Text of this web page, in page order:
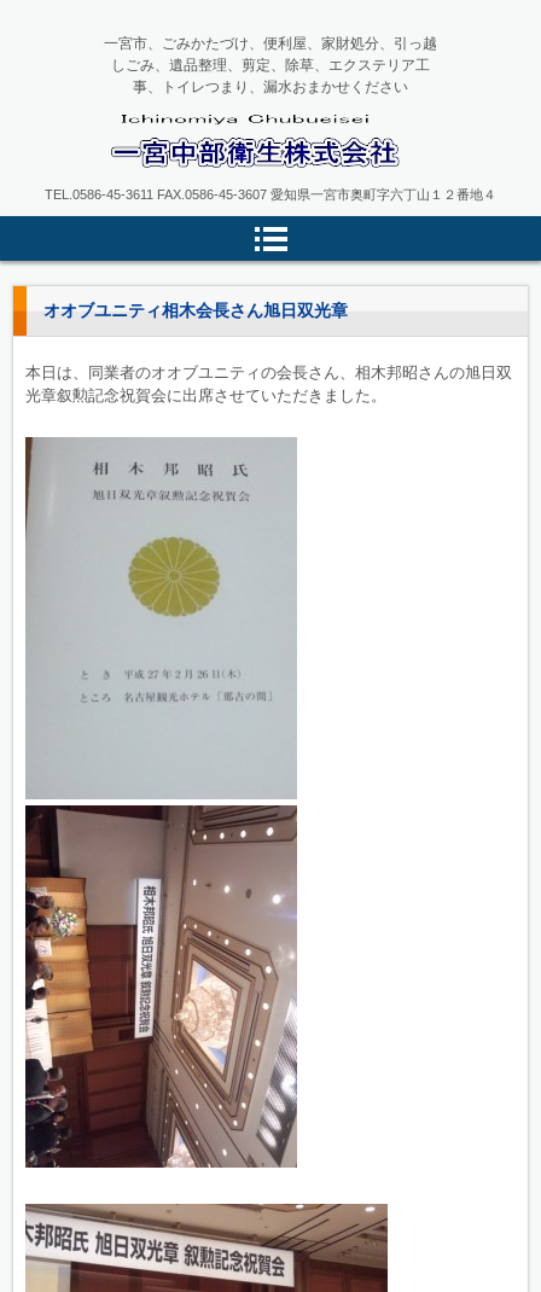
一宮中部衛生
一宮市、ごみかたづけ、便利屋、家財処分、引っ越
しごみ、遺品整理、剪定、除草、エクステリア工
事、トイレつまり、漏水おまかせください
TEL.0586-45-3611 FAX.0586-45-3607 愛知県一宮市奥町字六丁山１２番地４
オオブユニティ相木会長さん旭日双光章
本日は、同業者のオオブユニティの会長さん、相木邦昭さんの旭日双
光章叙勲記念祝賀会に出席させていただきました。